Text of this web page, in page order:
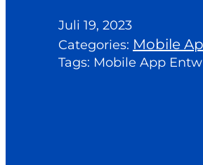
Juli 19, 2023
Categories: Mobile
Tags: Mobile App